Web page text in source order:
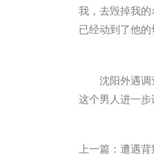
我，去毁掉我
已经动到了他的
沈阳外遇
这个男人进一步
上一篇： 遭遇背